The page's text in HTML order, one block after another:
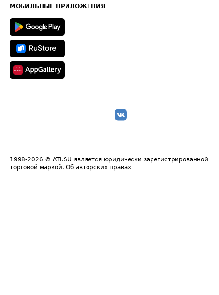
Техническая информация
МОБИЛЬНЫЕ ПРИЛОЖЕНИЯ
1998-2026 © ATI.SU является юридически зарегистрированной
торговой маркой. Об авторских правах